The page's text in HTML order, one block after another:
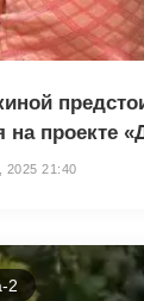
на проекте
21:40
2